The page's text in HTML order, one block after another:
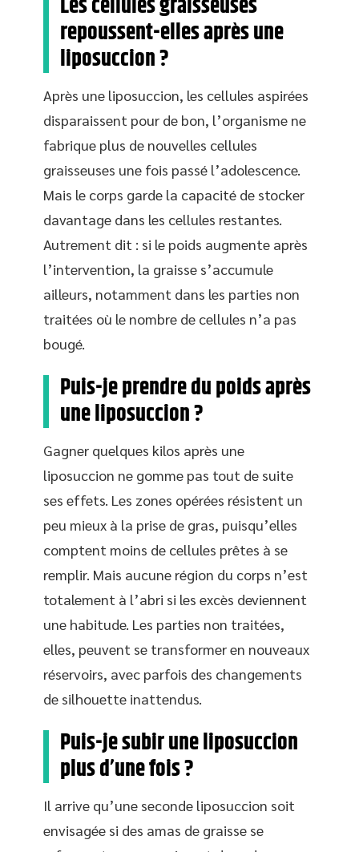
repoussent-elles après une
liposuccion ?
Après une liposuccion, les cellules aspirées
disparaissent pour de bon, l’organisme ne
fabrique plus de nouvelles cellules
graisseuses une fois passé l’adolescence.
Mais le corps garde la capacité de stocker
davantage dans les cellules restantes.
Autrement dit : si le poids augmente après
l’intervention, la graisse s’accumule
ailleurs, notamment dans les parties non
traitées où le nombre de cellules n’a pas
bougé.
Puis-je prendre du poids après
une liposuccion ?
Gagner quelques kilos après une
liposuccion ne gomme pas tout de suite
ses effets. Les zones opérées résistent un
peu mieux à la prise de gras, puisqu’elles
comptent moins de cellules prêtes à se
remplir. Mais aucune région du corps n’est
totalement à l’abri si les excès deviennent
une habitude. Les parties non traitées,
elles, peuvent se transformer en nouveaux
réservoirs, avec parfois des changements
de silhouette inattendus.
Puis-je subir une liposuccion
plus d’une fois ?
Il arrive qu’une seconde liposuccion soit
envisagée si des amas de graisse se